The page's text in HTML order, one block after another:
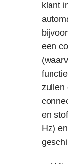
klant
een
zullen
en
Hz)